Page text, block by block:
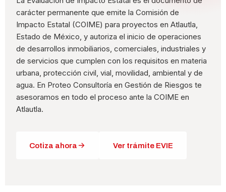
carácter permanente que emite la Comisión de
Impacto Estatal (COIME) para proyectos en Atlautla,
Estado de México, y autoriza el inicio de operaciones
de desarrollos inmobiliarios, comerciales, industriales y
de servicios que cumplen con los requisitos en materia
urbana, protección civil, vial, movilidad, ambiental y de
agua. En Proteo Consultoría en Gestión de Riesgos te
asesoramos en todo el proceso ante la COIME en
Atlautla.
Cotiza ahora Ver trámite EVIE